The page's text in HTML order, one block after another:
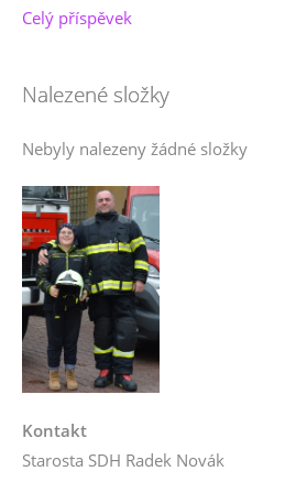
Celý příspěvek
Nalezené složky
Nebyly nalezeny žádné složky
Kontakt
Starosta SDH Radek Novák